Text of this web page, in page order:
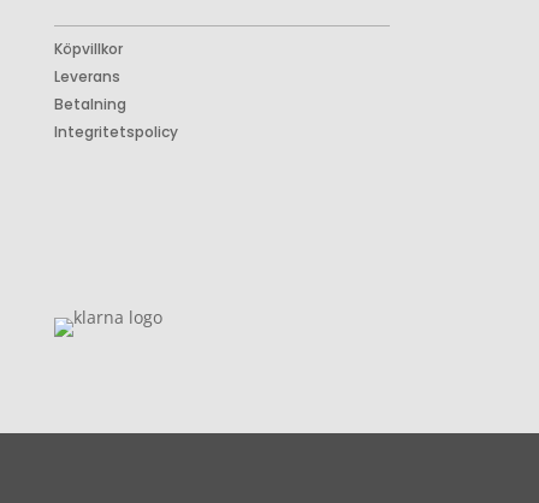
Köpvillkor
Leverans
Betalning
Integritetspolicy